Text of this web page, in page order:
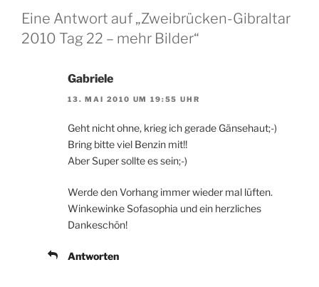
Eine Antwort auf „Zweibrücken-Gibraltar
2010 Tag 22 – mehr Bilder“
Gabriele
13. MAI 2010 UM 19:55 UHR
Geht nicht ohne, krieg ich gerade Gänsehaut;-)
Bring bitte viel Benzin mit!!
Aber Super sollte es sein;-)
Werde den Vorhang immer wieder mal lüften.
Winkewinke Sofasophia und ein herzliches
Dankeschön!
Antworten